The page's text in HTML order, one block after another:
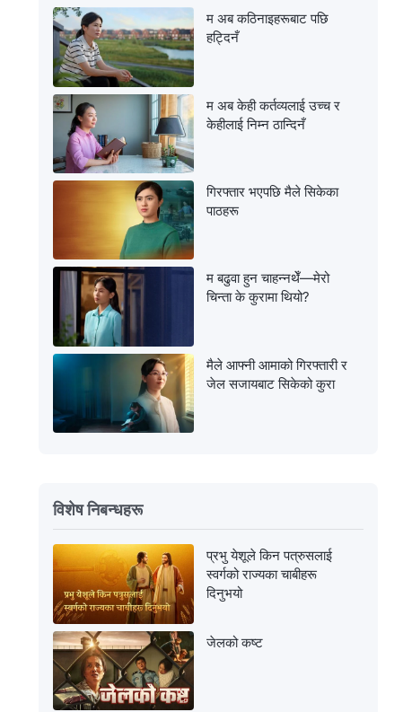
म अब कठिनाइहरूबाट पछि
हट्दिनँ
म अब केही कर्तव्यलाई उच्च र
केहीलाई निम्न ठान्दिनँ
गिरफ्तार भएपछि मैले सिकेका
पाठहरू
म बढुवा हुन चाहन्नथेँ—मेरो
चिन्ता के कुरामा थियो?
मैले आफ्नी आमाको गिरफ्तारी र
जेल सजायबाट सिकेको कुरा
विशेष निबन्धहरू
प्रभु येशूले किन पत्रुसलाई
स्वर्गको राज्यका चाबीहरू
दिनुभयो
जेलको कष्ट